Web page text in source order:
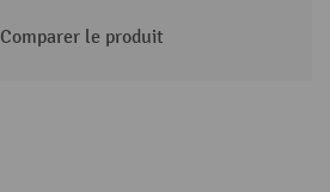
Comparer le produit